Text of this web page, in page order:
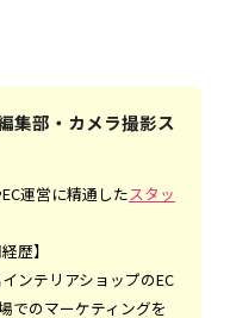
集部・カメラ撮影ス
運営に精通したスタッ
歴】
ンテリアショップのEC
でのマーケティングを